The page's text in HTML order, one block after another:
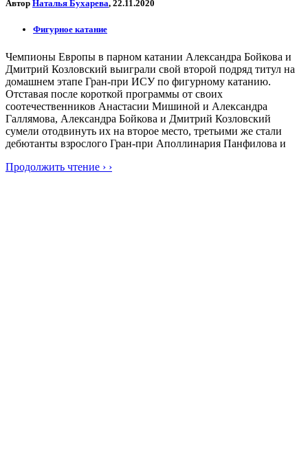
Автор Наталья Бухарева, 22.11.2020
Фигурное катание
Чемпионы Европы в парном катании Александра Бойкова и
Дмитрий Козловский выиграли свой второй подряд титул на
домашнем этапе Гран-при ИСУ по фигурному катанию.
Отставая после короткой программы от своих
соотечественников Анастасии Мишиной и Александра
Галлямова, Александра Бойкова и Дмитрий Козловский
сумели отодвинуть их на второе место, третьими же стали
дебютанты взрослого Гран-при Аполлинария Панфилова и
Продолжить чтение › ›